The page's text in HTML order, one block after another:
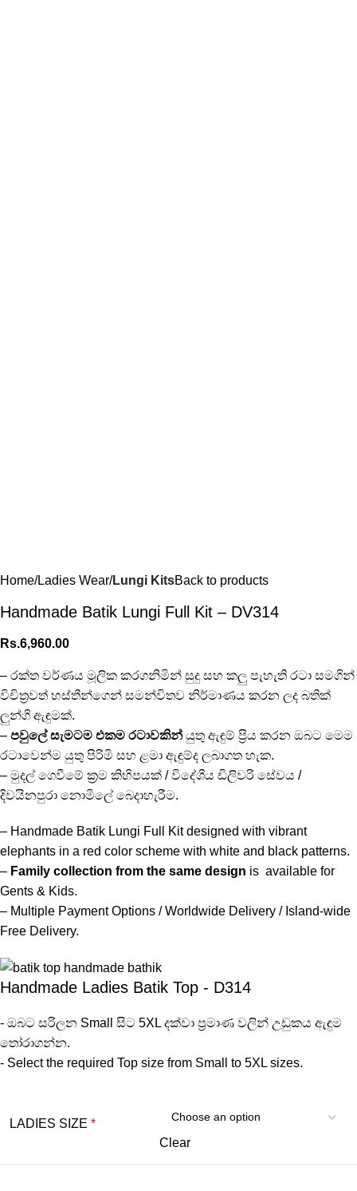
Home Ladies Wear Lungi KitsBack to products
Handmade Batik Lungi Full Kit – DV314
Rs.6,960.00
– රක්ත වර්ණය මූලික කරගනිමින් සුදු සහ කලු පැහැති රටා සමගින්
විචිත්‍රවත් හස්තීන්ගෙන් සමන්විතව නිර්මාණය කරන ලද බතික්
ලුන්ගි ඇඳුමක්.
– පවුලේ සැමටම එකම රටාවකින් යුතු ඇඳුම් ප්‍රිය කරන ඔබට මෙම
රටාවෙන්ම යුතු පිරිමි සහ ළමා ඇඳුම්ද ලබාගත හැක.
– මුදල් ගෙවීමේ ක්‍රම කිහිපයක් / විදේශීය ඩිලිවරි සේවය /
දිවයිනපුරා නොමිලේ බෙදාහැරීම.
– Handmade Batik Lungi Full Kit designed with vibrant
elephants in a red color scheme with white and black patterns.
– Family collection from the same design is available for
Gents & Kids.
– Multiple Payment Options / Worldwide Delivery / Island-wide
Free Delivery.
Handmade Ladies Batik Top - D314
- ඔබට සරිලන Small සිට 5XL දක්වා ප්‍රමාණ වලින් උඩුකය ඇඳුම
තෝරාගන්න.
- Select the required Top size from Small to 5XL sizes.
LADIES SIZE *
Clear